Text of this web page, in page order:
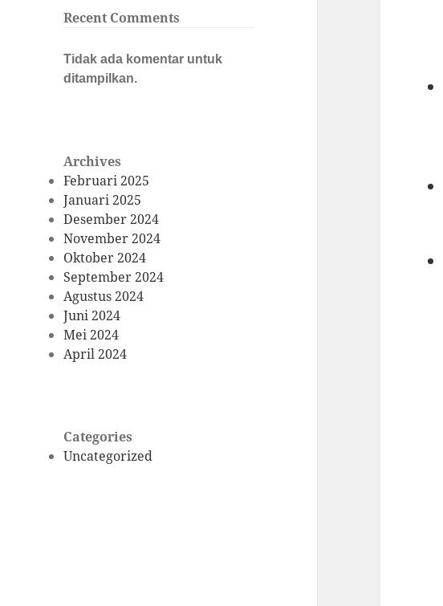
Recent Comments
Tidak ada komentar untuk
ditampilkan.
Archives
Februari 2025
Januari 2025
Desember 2024
November 2024
Oktober 2024
September 2024
Agustus 2024
Juni 2024
Mei 2024
April 2024
Categories
Uncategorized